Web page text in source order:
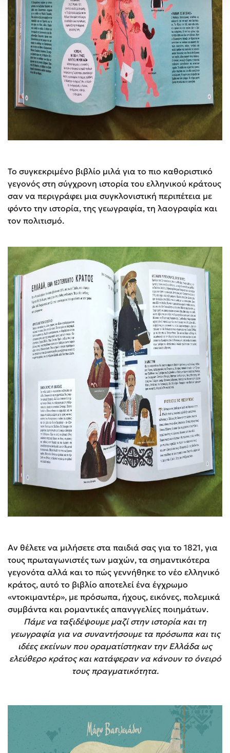
Το συγκεκριμένο βιβλίο μιλά για το πιο καθοριστικό
γεγονός στη σύγχρονη ιστορία του ελληνικού κράτους
σαν να περιγράφει μια συγκλονιστική περιπέτεια με
φόντο την ιστορία, της γεωγραφία, τη λαογραφία και
τον πολιτισμό.
Αν θέλετε να μιλήσετε στα παιδιά σας για το 1821, για
τους πρωταγωνιστές των μαχών, τα σημαντικότερα
γεγονότα αλλά και το πώς γεννήθηκε το νέο ελληνικό
κράτος, αυτό το βιβλίο αποτελεί ένα έγχρωμο
«ντοκιμαντέρ», με πρόσωπα, ήχους, εικόνες, πολεμικά
συμβάντα και ρομαντικές απανγγελίες ποιημάτων.
Πάμε να ταξιδέψουμε μαζί στην ιστορία και τη
γεωγραφία για να συναντήσουμε τα πρόσωπα και τις
ιδέες εκείνων που οραματίστηκαν την Ελλάδα ως
ελεύθερο κράτος και κατάφεραν να κάνουν το όνειρό
τους πραγματικότητα.